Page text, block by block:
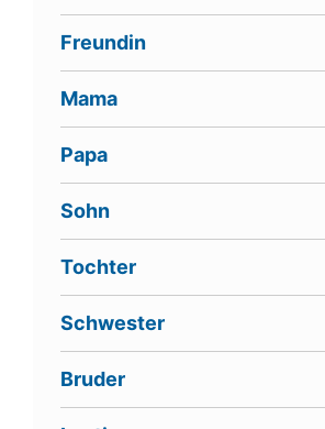
Freundin
Mama
Papa
Sohn
Tochter
Schwester
Bruder